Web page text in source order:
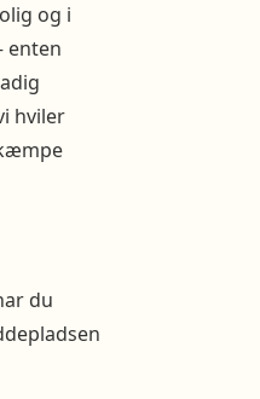
og i
enten
hviler
du